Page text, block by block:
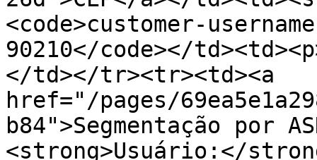
<code>customer-
90210</code></
</td></tr><tr><td><a
href="/pages/
b84">Segmentação por
<strong>Usuário:</